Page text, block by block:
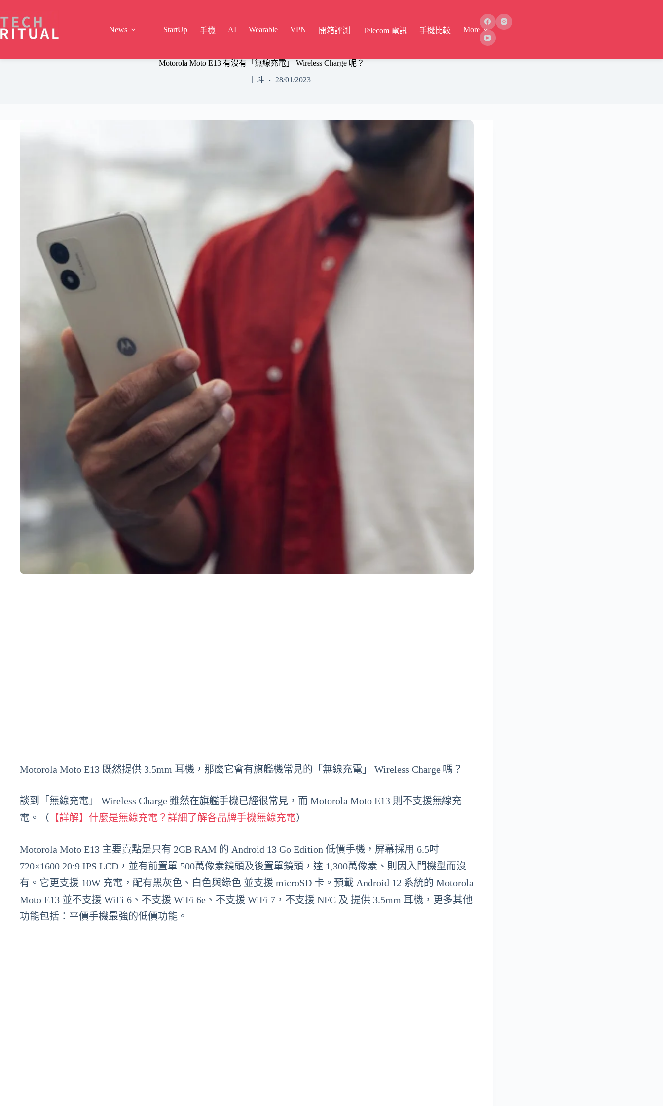
content
News
StartUp 手機 AI Wearable VPN 開箱評測 Telecom 電訊 手機比較 More
Motorola Moto E13 有沒有「無線充電」 Wireless Charge 呢？
十斗
28/01/2023
Motorola Moto E13 既然提供 3.5mm 耳機，那麼它會有旗艦機常見的「無線充電」 Wireless Charge 嗎？
談到「無線充電」 Wireless Charge 雖然在旗艦手機已經很常見，而 Motorola Moto E13 則不支援無線充
電。（ 【詳解】什麼是無線充電？詳細了解各品牌手機無線充電）
Motorola Moto E13 主要賣點是只有 2GB RAM 的 Android 13 Go Edition 低價手機，屏幕採用 6.5吋
720×1600 20:9 IPS LCD，並有前置單 500萬像素鏡頭及後置單鏡頭，達 1,300萬像素、則因入門機型而沒
有。它更支援 10W 充電，配有黑灰色、白色與綠色 並支援 microSD 卡。預載 Android 12 系統的 Motorola
Moto E13 並不支援 WiFi 6、不支援 WiFi 6e、不支援 WiFi 7，不支援 NFC 及 提供 3.5mm 耳機，更多其他
功能包括：平價手機最強的低價功能。